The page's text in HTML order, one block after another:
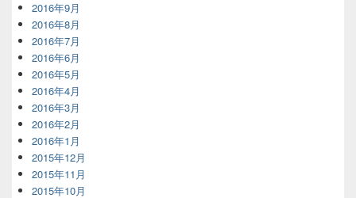
2016年9月
2016年8月
2016年7月
2016年6月
2016年5月
2016年4月
2016年3月
2016年2月
2016年1月
2015年12月
2015年11月
2015年10月